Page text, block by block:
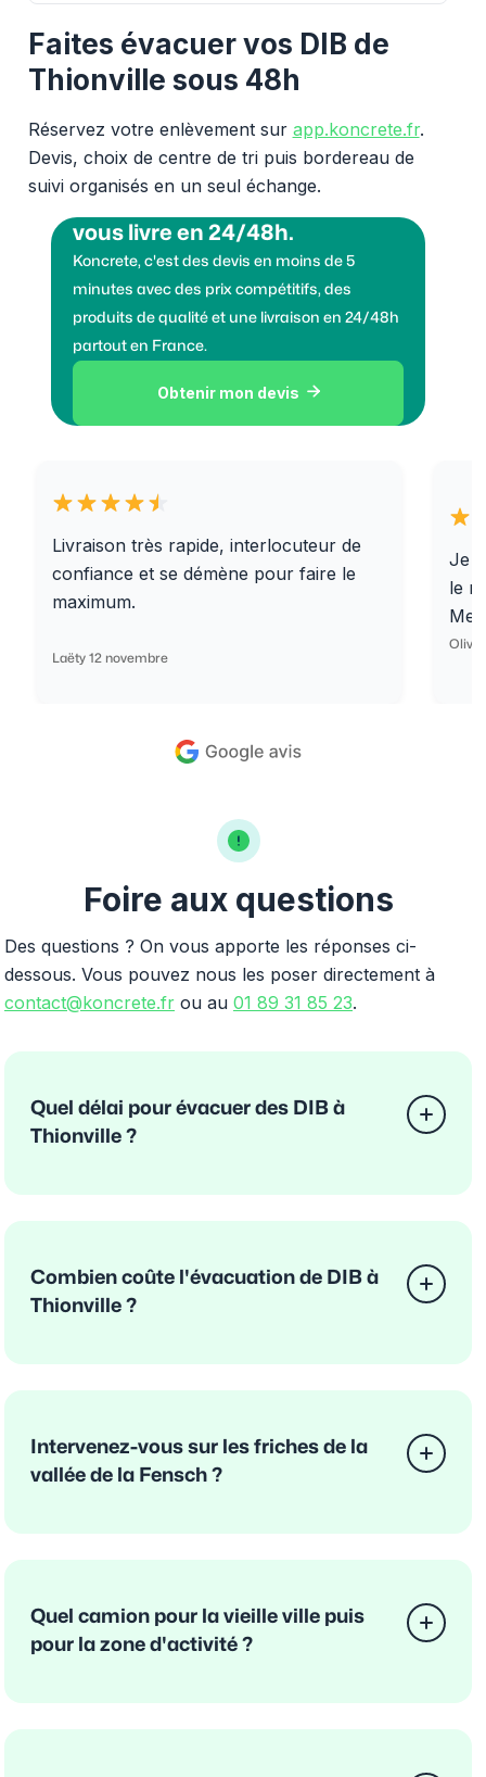
Faites évacuer vos DIB de
Thionville sous 48h
Réservez votre enlèvement sur app.koncrete.fr.
Devis, choix de centre de tri puis bordereau de
suivi organisés en un seul échange.
vous livre en 24/48h.
Koncrete, c'est des devis en moins de 5
minutes avec des prix compétitifs, des
produits de qualité et une livraison en 24/48h
partout en France.
Obtenir mon devis 
Livraison très rapide, interlocuteur de
confiance et se démène pour faire le
maximum.
Laëty 12 novembre
Je
le
Foire aux questions
Des questions ? On vous apporte les réponses ci-
dessous. Vous pouvez nous les poser directement à
contact@koncrete.fr ou au 01 89 31 85 23.
Quel délai pour évacuer des DIB à
Thionville ?
Combien coûte l'évacuation de DIB à
Thionville ?
Intervenez-vous sur les friches de la
vallée de la Fensch ?
Quel camion pour la vieille ville puis
pour la zone d'activité ?